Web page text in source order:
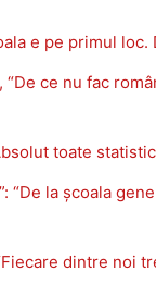
e pe primul
ce nu fac
toate
“De la școala
dintre noi